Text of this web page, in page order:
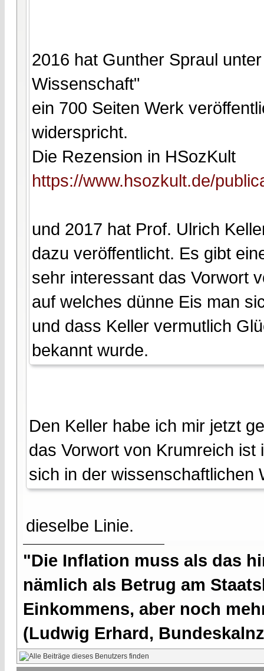
2016 hat Gunther Spraul
Wissenschaft"
ein 700 Seiten Werk
widerspricht.
Die Rezension in HSozKult
https://www.hsozkult.de/
und 2017 hat Prof. Ulrich
dazu veröffentlicht. Es gibt
sehr interessant das Vorwort
auf welches dünne Eis man
und dass Keller vermutlich
bekannt wurde.
Den Keller habe ich mir jetzt
das Vorwort von Krumreich
sich in der wissenschaftlichen
dieselbe Linie.
"Die Inflation muss als das
nämlich als Betrug am
Einkommens, aber noch
(Ludwig Erhard,